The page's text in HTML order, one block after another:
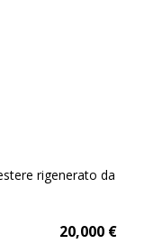
rigenerato da
20,000 €